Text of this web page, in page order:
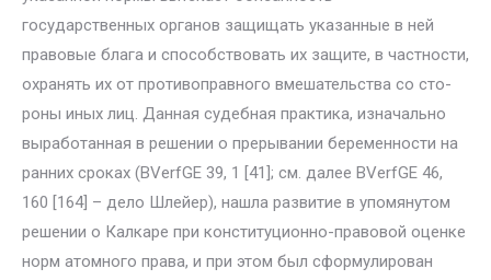
государственных органов защищать указанные в ней
правовые блага и способствовать их защи­те, в частности,
охранять их от противоправного вмешательства со сто­
роны иных лиц. Данная судебная практика, изначально
выработанная в решении о прерывании беременности на
ранних сроках (BVerfGE 39, 1 [41]; см. далее BVerfGE 46,
160 [164] – дело Шлейер), нашла развитие в упомянутом
решении о Калкаре при конституционно-правовой оценке
норм атомного права, и при этом был сформулирован